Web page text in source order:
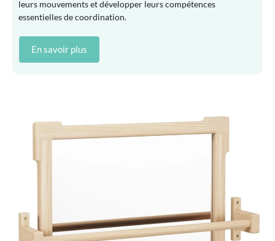
leurs mouvements et développer leurs compétences
essentielles de coordination.
En savoir plus